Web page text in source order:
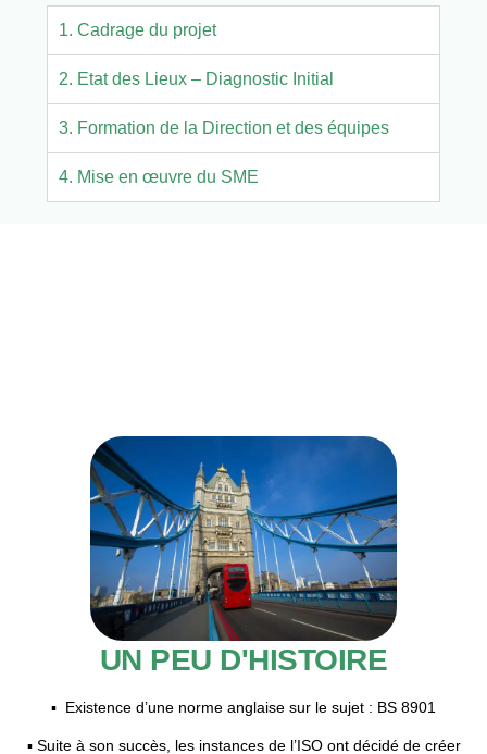
1. Cadrage du projet
2. Etat des Lieux – Diagnostic Initial
3. Formation de la Direction et des équipes
4. Mise en œuvre du SME
UN PEU D'HISTOIRE
▪ Existence d’une norme anglaise sur le sujet : BS 8901
▪ Suite à son succès, les instances de l’ISO ont décidé de créer